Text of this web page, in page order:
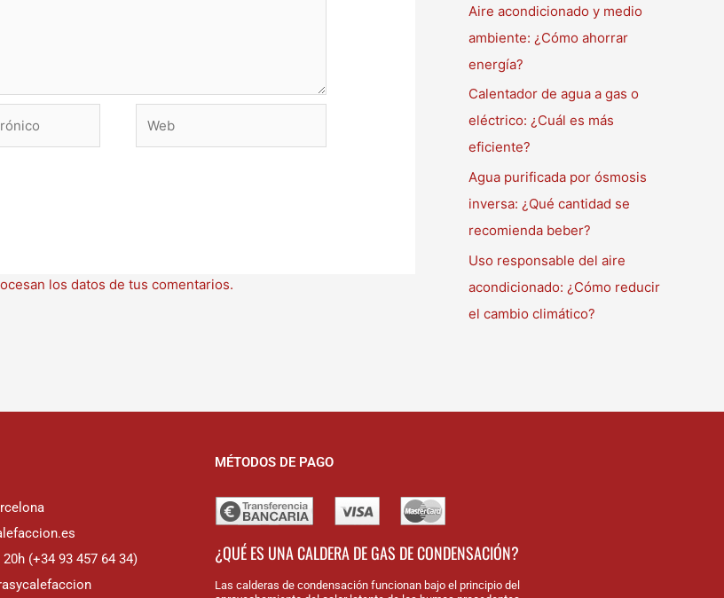
los datos de tus comentarios.
Aire acondicionado y medio
ambiente: ¿Cómo ahorrar
energía?
Calentador de agua a gas o
eléctrico: ¿Cuál es más
eficiente?
Agua purificada por ósmosis
inversa: ¿Qué cantidad se
recomienda beber?
Uso responsable del aire
acondicionado: ¿Cómo reducir
el cambio climático?
(+34 93 457 64 34)
MÉTODOS DE PAGO
¿QUÉ ES UNA CALDERA DE GAS DE CONDENSACIÓN?
Las calderas de condensación funcionan bajo el principio del